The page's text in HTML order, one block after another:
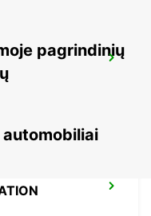
LGV
pagrindinių
automobiliai